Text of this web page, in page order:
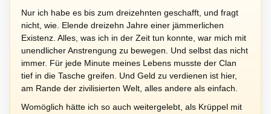
Nur ich habe es bis zum dreizehnten geschafft, und fragt
nicht, wie. Elende dreizehn Jahre einer jämmerlichen
Existenz. Alles, was ich in der Zeit tun konnte, war mich mit
unendlicher Anstrengung zu bewegen. Und selbst das nicht
immer. Für jede Minute meines Lebens musste der Clan
tief in die Tasche greifen. Und Geld zu verdienen ist hier,
am Rande der zivilisierten Welt, alles andere als einfach.
Womöglich hätte ich so auch weitergelebt, als Krüppel mit